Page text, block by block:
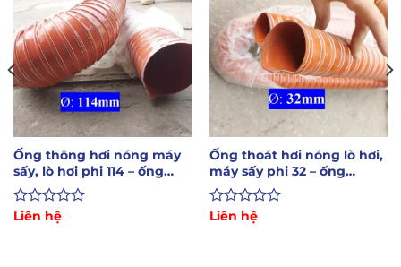
Ống thông hơi nóng máy
sấy, lò hơi phi 114 – ống
chống cháy
Được
Liên hệ
Ống thoát hơi nóng lò hơi,
máy sấy phi 32 – ống
chống cháy
Được
Liên hệ